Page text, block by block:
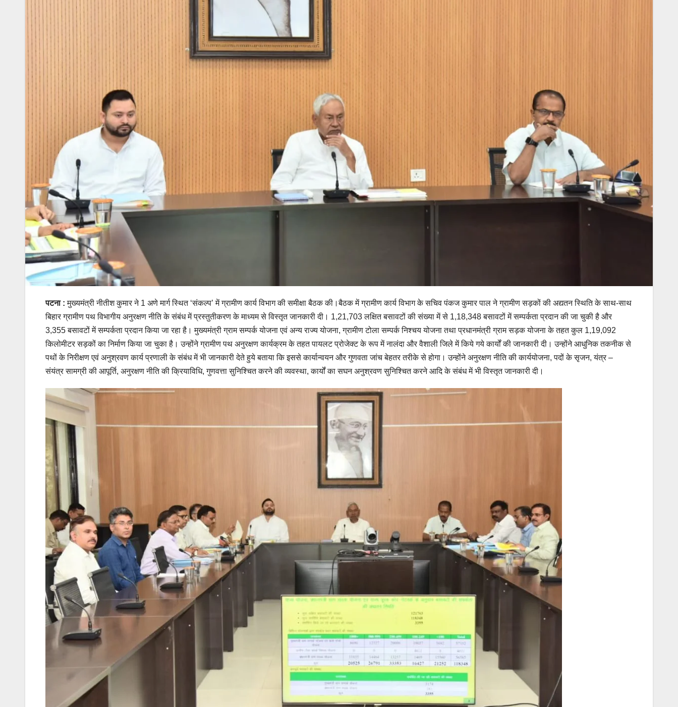
पटना : मुख्यमंत्री नीतीश कुमार ने 1 अणे मार्ग स्थित ‘संकल्प’ में ग्रामीण कार्य विभाग की समीक्षा बैठक की।बैठक में ग्रामीण कार्य विभाग के सचिव पंकज कुमार पाल ने ग्रामीण सड़कों की अद्यतन स्थिति के साथ-साथ
बिहार ग्रामीण पथ विभागीय अनुरक्षण नीति के संबंध में प्रस्तुतीकरण के माध्यम से विस्तृत जानकारी दी। 1,21,703 लक्षित बसावटों की संख्या में से 1,18,348 बसावटों में सम्पर्कता प्रदान की जा चुकी है और
3,355 बसावटों में सम्पर्कता प्रदान किया जा रहा है। मुख्यमंत्री ग्राम सम्पर्क योजना एवं अन्य राज्य योजना, ग्रामीण टोला सम्पर्क निश्चय योजना तथा प्रधानमंत्री ग्राम सड़क योजना के तहत कुल 1,19,092
किलोमीटर सड़कों का निर्माण किया जा चुका है। उन्होंने ग्रामीण पथ अनुरक्षण कार्यक्रम के तहत पायलट प्रोजेक्ट के रूप में नालंदा और वैशाली जिले में किये गये कार्यों की जानकारी दी। उन्होंने आधुनिक तकनीक से
पथों के निरीक्षण एवं अनुश्रवण कार्य प्रणाली के संबंध में भी जानकारी देते हुये बताया कि इससे कार्यान्वयन और गुणवता जांच बेहतर तरीके से होगा। उन्होंने अनुरक्षण नीति की कार्ययोजना, पदों के सृजन, यंत्र –
संयंत्र सामग्री की आपूर्ति, अनुरक्षण नीति की क्रियाविधि, गुणवत्ता सुनिश्चित करने की व्यवस्था, कार्यों का सघन अनुश्रवण सुनिश्चित करने आदि के संबंध में भी विस्तृत जानकारी दी।